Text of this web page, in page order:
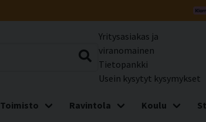
Yritysasiakas ja
viranomainen
Tietopankki
Usein kysytyt kysymykset
Toimisto Ravintola Koulu